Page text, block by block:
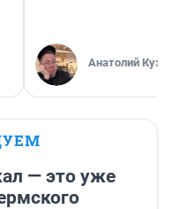
Анатолий
— это уже